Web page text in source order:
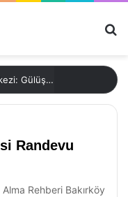
Mamak Ağız ve Diş Sağlığı Merkezi: Gülüşünüz İçin Doğru Adres!
Randevu
Rehberi Bakırköy